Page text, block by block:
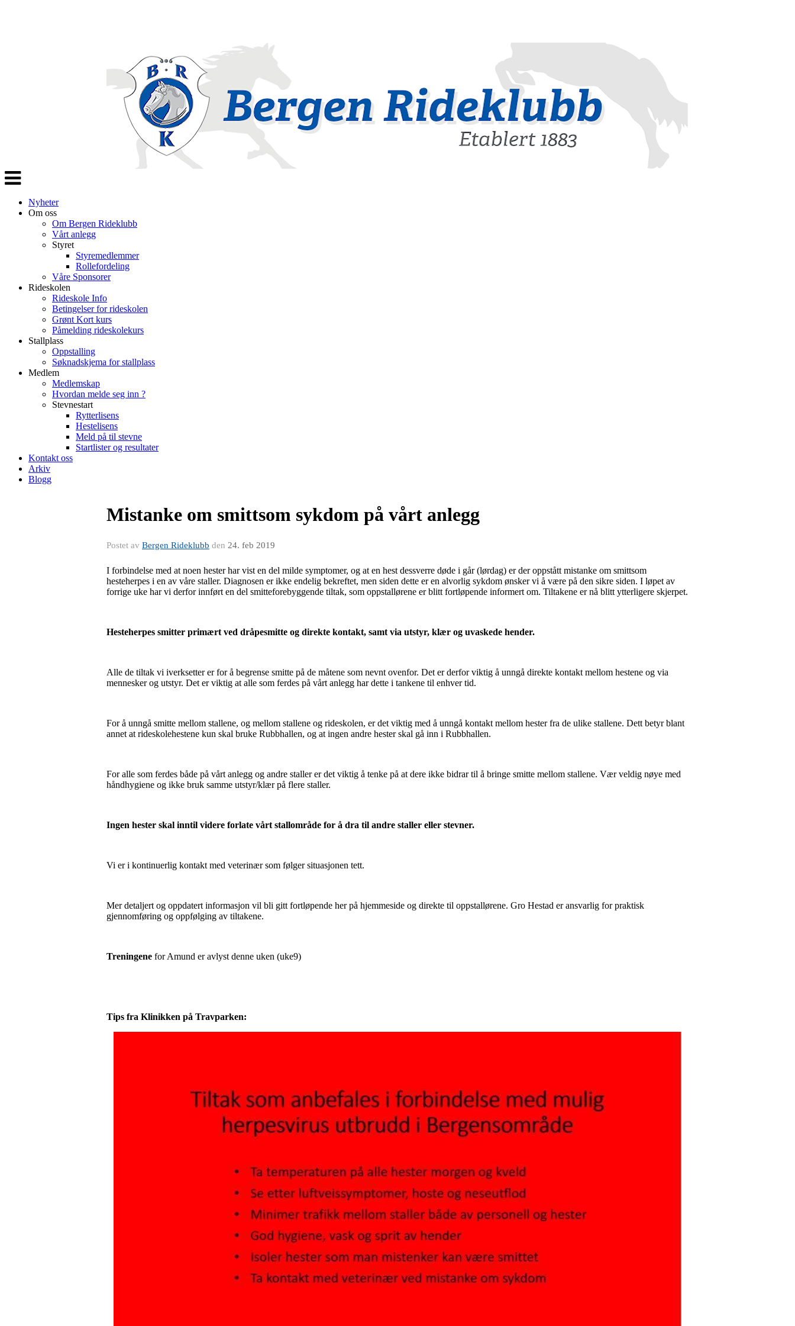
Veksle
navigasjon
Nyheter
Om oss
Om Bergen Rideklubb
Vårt anlegg
Styret
Styremedlemmer
Rollefordeling
Våre Sponsorer
Rideskolen
Rideskole Info
Betingelser for rideskolen
Grønt Kort kurs
Påmelding rideskolekurs
Stallplass
Oppstalling
Søknadskjema for stallplass
Medlem
Medlemskap
Hvordan melde seg inn ?
Stevnestart
Rytterlisens
Hestelisens
Meld på til stevne
Startlister og resultater
Kontakt oss
Arkiv
Blogg
Mistanke om smittsom sykdom på vårt anlegg
Postet av Bergen Rideklubb den 24. feb 2019
I forbindelse med at noen hester har vist en del milde symptomer, og at en hest dessverre døde i går (lørdag) er der oppstått mistanke om smittsom
hesteherpes i en av våre staller. Diagnosen er ikke endelig bekreftet, men siden dette er en alvorlig sykdom ønsker vi å være på den sikre siden. I løpet av
forrige uke har vi derfor innført en del smitteforebyggende tiltak, som oppstallørene er blitt fortløpende informert om. Tiltakene er nå blitt ytterligere skjerpet.
Hesteherpes smitter primært ved dråpesmitte og direkte kontakt, samt via utstyr, klær og uvaskede hender.
Alle de tiltak vi iverksetter er for å begrense smitte på de måtene som nevnt ovenfor. Det er derfor viktig å unngå direkte kontakt mellom hestene og via
mennesker og utstyr. Det er viktig at alle som ferdes på vårt anlegg har dette i tankene til enhver tid.
For å unngå smitte mellom stallene, og mellom stallene og rideskolen, er det viktig med å unngå kontakt mellom hester fra de ulike stallene. Dett betyr blant
annet at rideskolehestene kun skal bruke Rubbhallen, og at ingen andre hester skal gå inn i Rubbhallen.
For alle som ferdes både på vårt anlegg og andre staller er det viktig å tenke på at dere ikke bidrar til å bringe smitte mellom stallene. Vær veldig nøye med
håndhygiene og ikke bruk samme utstyr/klær på flere staller.
Ingen hester skal inntil videre forlate vårt stallområde for å dra til andre staller eller stevner.
Vi er i kontinuerlig kontakt med veterinær som følger situasjonen tett.
Mer detaljert og oppdatert informasjon vil bli gitt fortløpende her på hjemmeside og direkte til oppstallørene. Gro Hestad er ansvarlig for praktisk
gjennomføring og oppfølging av tiltakene.
Treningene for Amund er avlyst denne uken (uke9)
Tips fra Klinikken på Travparken: